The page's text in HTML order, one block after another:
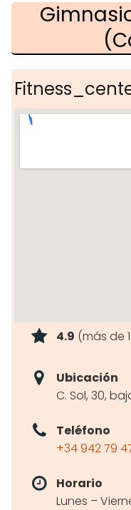
4.9 (más de
Ubicación
C. Sol, 30,
Teléfono
+34 942 79
Horario
Lunes –